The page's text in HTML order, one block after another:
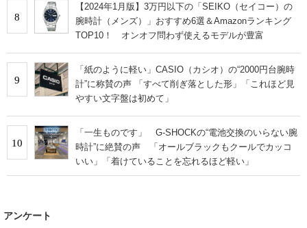
8
【2024年1月版】3万円以下の「SEIKO（セイコー）の
腕時計（メンズ）」おすすめ6選＆Amazonランキング
TOP10！ オンオフ問わず使えるモデルが豊富
9
「紙のように軽い」CASIO（カシオ）の“2000円台腕時
計”に称賛の声 「すべて削ぎ落とした形」「これほど見
やすい文字盤は初めて」
10
「一生ものです」 G-SHOCKの“電池交換のいらない腕
時計”に絶賛の声 「オールブラックもクールでカッコ
いい」「着けていることを忘れるほど軽い」
アンケート